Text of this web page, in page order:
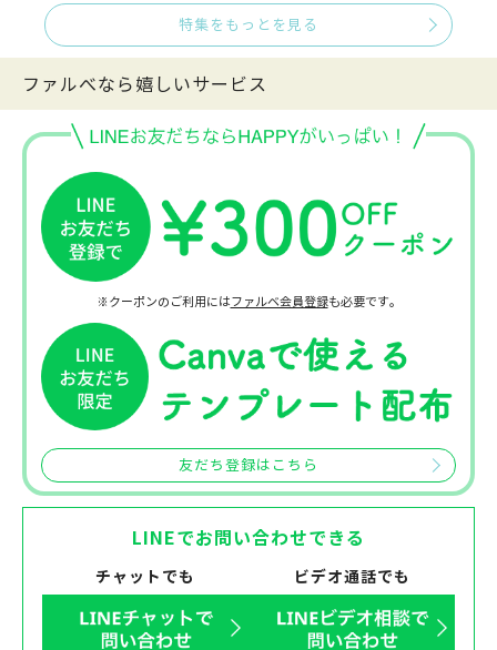
特集をもっとを見る
ファルべなら嬉しいサービス
※クーポンのご利用にはファルベ会員登録も必要です。
友だち登録はこちら
LINEでお問い合わせできる
チャットでも ビデオ通話でも